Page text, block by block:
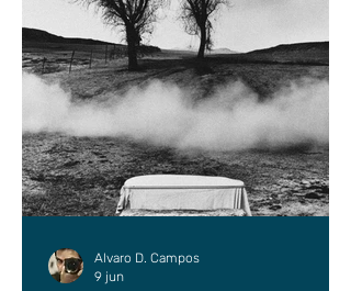
Alvaro D. Campos
9 jun